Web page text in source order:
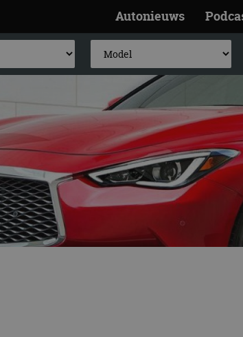
Autonieuws